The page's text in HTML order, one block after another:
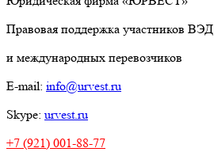
Правовая поддержка участников ВЭД
и международных перевозчиков
E-mail: info@urvest.ru
Skype: urvest.ru
+7 (921) 001-88-77